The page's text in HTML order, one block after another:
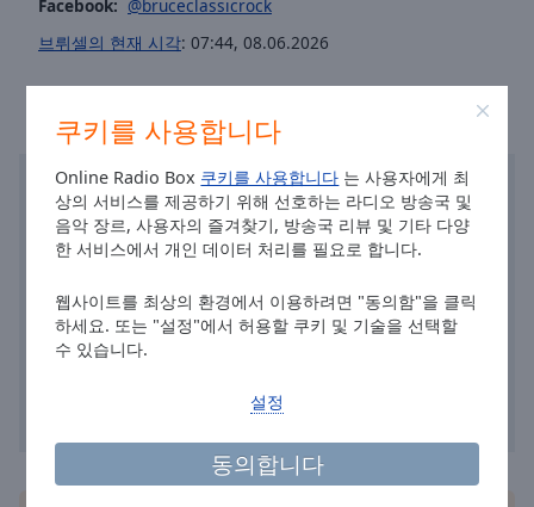
쿠키를 사용합니다
Online Radio Box 쿠키를 사용합니다 는 사용자에게 최
상의 서비스를 제공하기 위해 선호하는 라디오 방송국 및
음악 장르, 사용자의 즐겨찾기, 방송국 리뷰 및 기타 다양
한 서비스에서 개인 데이터 처리를 필요로 합니다.
웹사이트를 최상의 환경에서 이용하려면 "동의함"을 클릭
하세요. 또는 "설정"에서 허용할 쿠키 및 기술을 선택할
수 있습니다.
동의합니다
설정
Area
Background
Opacity
Family
Facebook: @bruceclassicrock
브뤼셀의 현재 시각: 07:44, 08.06.2026